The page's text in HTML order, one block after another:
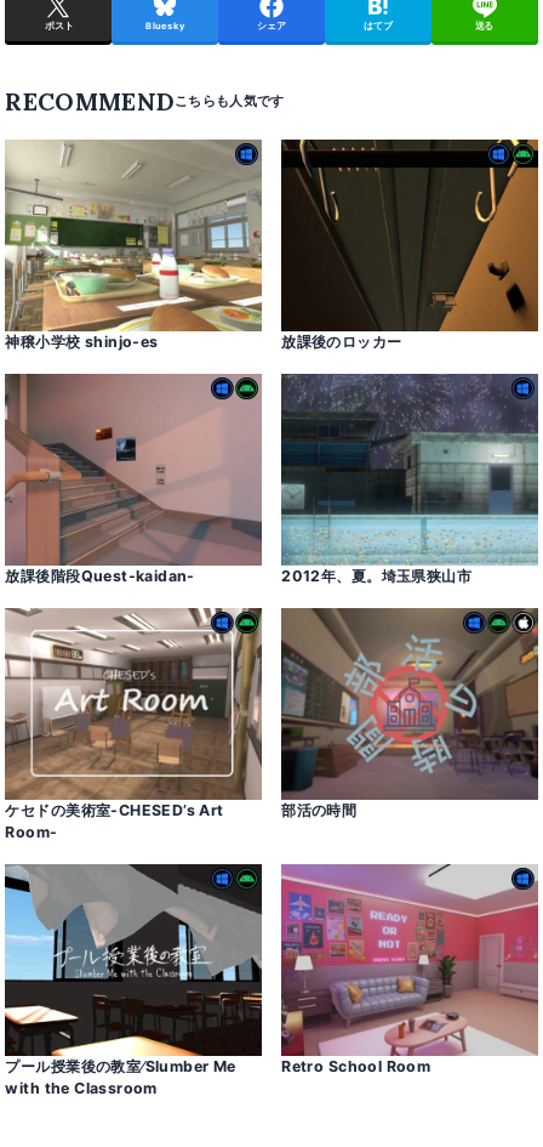
ポスト Bluesky シェア はてブ 送る
RECOMMEND
神穣小学校 shinjo-es 放課後のロッカー
放課後階段Quest-kaidan- 2012年、夏。埼玉県狭山市
ケセドの美術室-CHESED’s Art
Room-
部活の時間
プール授業後の教室⁄Slumber Me
with the Classroom
Retro School Room